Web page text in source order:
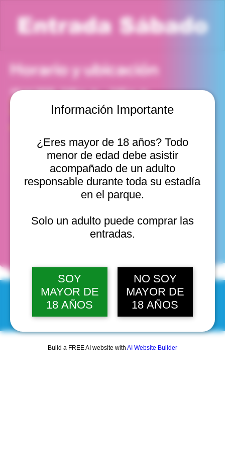
Información Importante
¿Eres mayor de 18 años? Todo
menor de edad debe asistir
acompañado de un adulto
responsable durante toda su estadía
en el parque.
Solo un adulto puede comprar las
entradas.
SOY
MAYOR DE
18 AÑOS
NO SOY
MAYOR DE
18 AÑOS
Build a FREE AI website with AI Website Builder
Entrada Sábado
Horario y ubicación
18 jul 2026, 2:00 p. m. – 3:00 p. m.
Viña del Mar, Cam. Internacional 2440, Viña del Mar,
Valparaíso, Chile
sáb, 08 ago, 10:00 a. m.
sáb, 08 ago, 11:00 a. m.
sáb, 08 ago, 12:00 p. m.
Ver 22
fechas
© 2025 by Scantastic.